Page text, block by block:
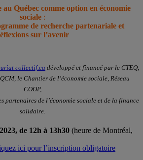
Québec comme option en économie
sociale :
de recherche partenariale et
sur l’avenir
collectif.ca développé et financé par le CTEQ,
le Chantier de l’économie sociale, Réseau
COOP,
partenaires de l’économie sociale et de la finance
solidaire.
de 12h à 13h30 (heure de Montréal,
ici pour l’inscription obligatoire